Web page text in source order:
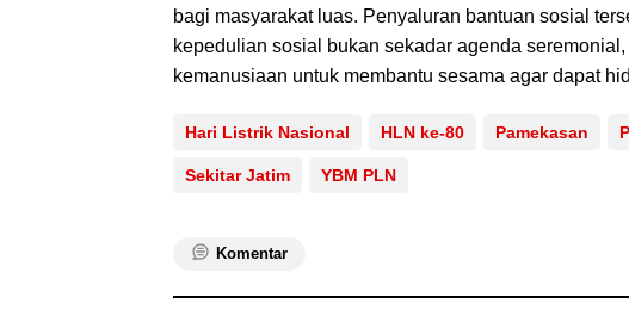
bagi masyarakat luas. Penyaluran bantuan sosial
kepedulian sosial bukan sekadar agenda
kemanusiaan untuk membantu sesama agar dapat
Hari Listrik Nasional HLN ke-80 Pamekasan
Sekitar Jatim YBM PLN
Komentar